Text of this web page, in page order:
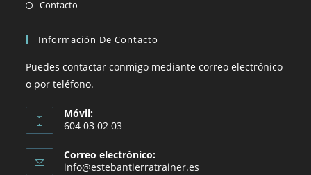
Contacto
Información De Contacto
Puedes contactar conmigo mediante correo electrónico
o por teléfono.
Móvil:
604 03 02 03
Correo electrónico:
info@estebantierratrainer.es